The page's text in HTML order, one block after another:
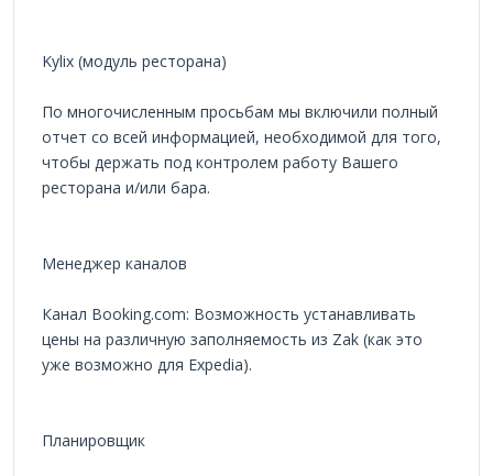
Kylix (модуль ресторана)
По многочисленным просьбам мы включили полный
отчет со всей информацией, необходимой для того,
чтобы держать под контролем работу Вашего
ресторана и/или бара.
Менеджер каналов
Канал Booking.com: Возможность устанавливать
цены на различную заполняемость из Zak (как это
уже возможно для Expedia).
Планировщик